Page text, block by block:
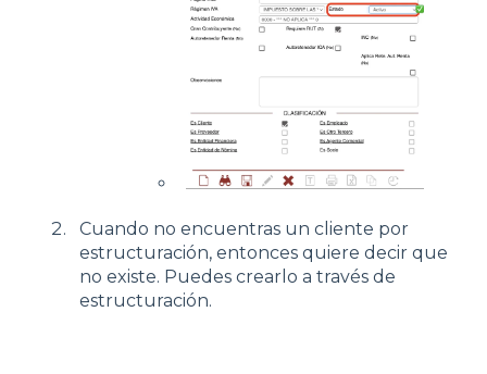
Cuando no encuentras un cliente por
estructuración, entonces quiere decir que
no existe. Puedes crearlo a través de
estructuración.